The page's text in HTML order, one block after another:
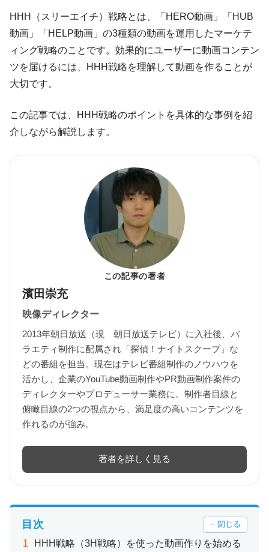
HHH（スリーエイチ）戦略とは、「HERO動画」「HUB
動画」「HELP動画」の3種類の動画を運用したマーケテ
ィング戦略のことです。効果的にユーザーに動画コンテン
ツを届けるには、HHH戦略を理解して動画を作ることが
大切です。
この記事では、HHH戦略のポイントを具体的な事例を紹
介しながら解説します。
この記事の著者
濱田崇充
映像ディレクター
2013年朝日放送（現 朝日放送テレビ）に入社後、バ
ラエティ制作に配属され「探偵！ナイトスクープ」な
どの番組を担当。現在はテレビ番組制作のノウハウを
活かし、企業のYouTube動画制作やPR動画制作案件の
ディレクターやプロデューサー業務に。制作者目線と
俯瞰目線の2つの視点から、満足度の高いコンテンツを
作れるのが強み。
著者を詳しく見る
目次 − 閉じる
HHH戦略（3H戦略）を使った動画作りを始める